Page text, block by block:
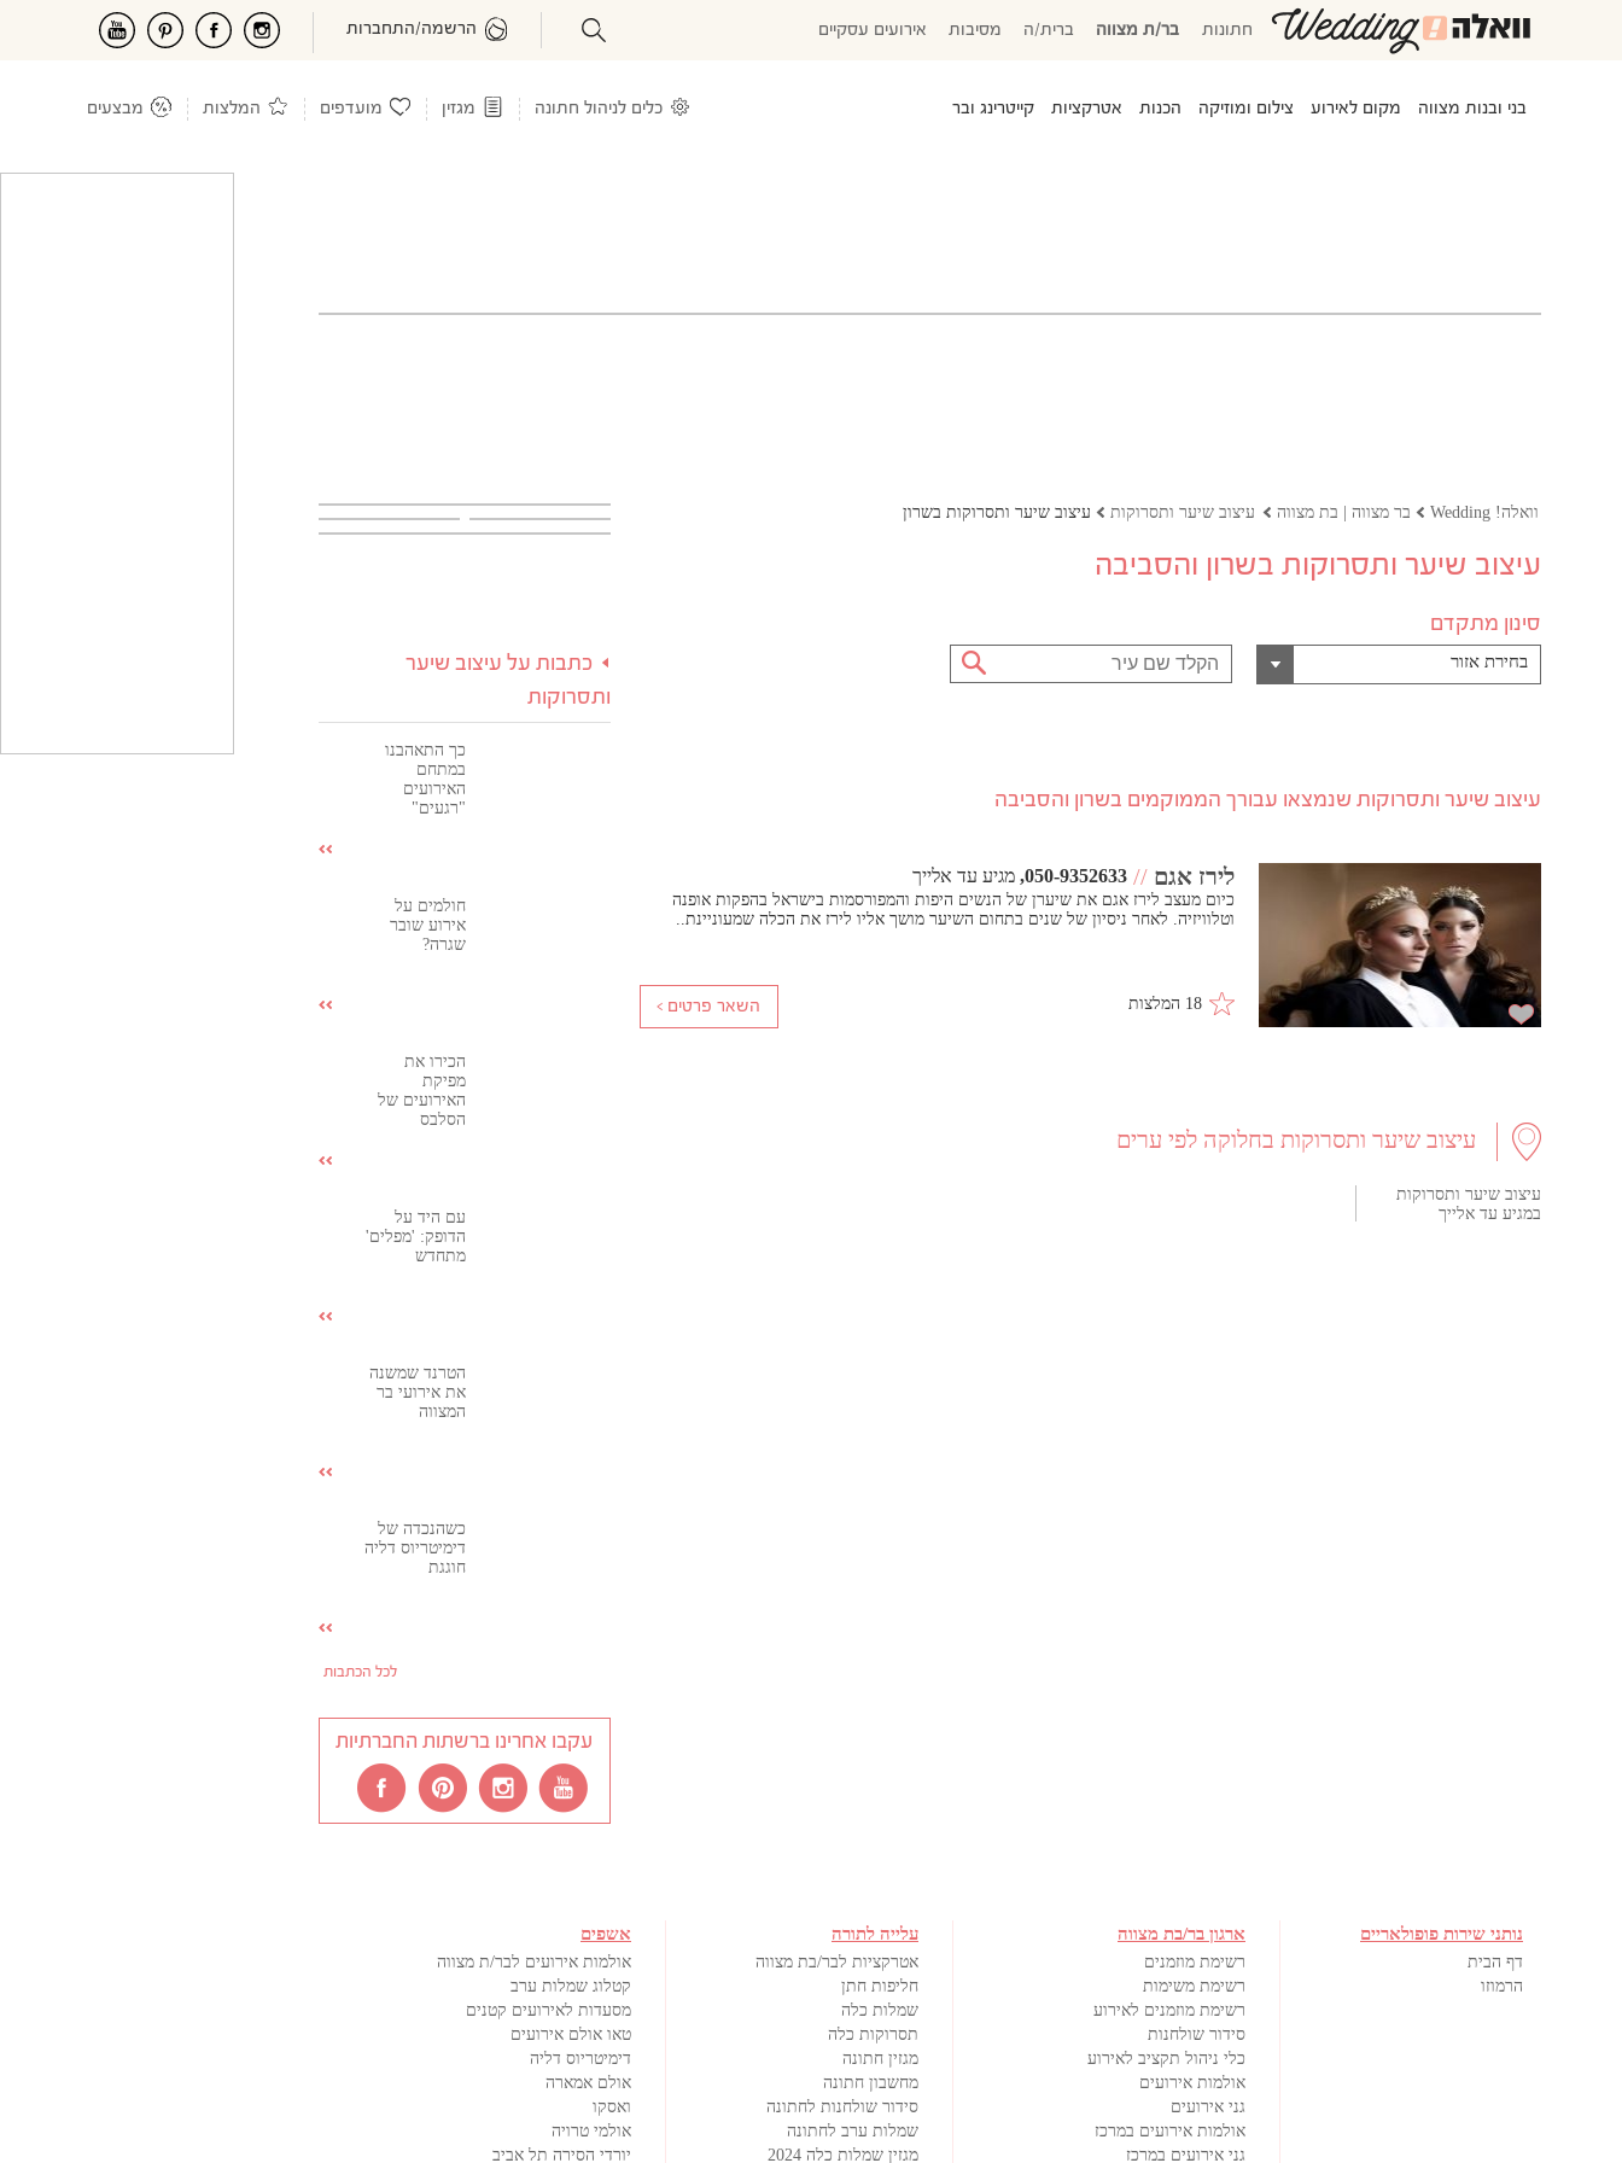
חתונות בר/ת מצווה ברית/ה מסיבות אירועים עסקיים הרשמה/התחברות
בני ובנות מצווה מקום לאירוע צילום ומוזיקה הכנות אטרקציות קייטרינג ובר בר מצווה בכותל
כלים לניהול חתונה מגזין מועדפים המלצות מבצעים
וואלה! Wedding בר מצווה | בת מצווה עיצוב שיער ותסרוקות עיצוב שיער ותסרוקות בשרון
עיצוב שיער ותסרוקות בשרון והסביבה
סינון מתקדם
בחירת אזור
עיצוב שיער ותסרוקות שנמצאו עבורך הממוקמים בשרון והסביבה
לירז אגם //
050-9352633 מגיע עד אלייך
כיום מעצב לירז אגם את שיערן של הנשים היפות והמפורסמות בישראל בהפקות אופנה
וטלוויזיה. לאחר ניסיון של שנים בתחום השיער מושך אליו לירז את הכלה שמעוניינת..
18 המלצות
עיצוב שיער ותסרוקות בחלוקה לפי ערים
עיצוב שיער ותסרוקות
במגיע עד אלייך
כתבות על עיצוב שיער
ותסרוקות
כך התאהבנו
במתחם
האירועים
"רגעים"
חולמים על
אירוע שובר
שגרה?
הכירו את
מפיקת
האירועים של
הסלבס
עם היד על
הדופק: 'מפלים'
מתחדש
הטרנד שמשנה
את אירועי בר
המצווה
כשהנכדה של
דימיטריוס דליה
חוגגת
לכל הכתבות
עקבו אחרינו ברשתות החברתיות
נותני שירות פופולאריים
דף הבית
הרמוזו
ארגון בר/בת מצווה
רשימת מוזמנים
רשימת משימות
רשימת מוזמנים לאירוע
סידור שולחנות
כלי ניהול תקציב לאירוע
אולמות אירועים
גני אירועים
אולמות אירועים במרכז
גני אירועים במרכז
עלייה לתורה
אטרקציות לבר/בת מצווה
חליפות חתן
שמלות כלה
תסרוקות כלה
מגזין חתונה
מחשבון חתונה
סידור שולחנות לחתונה
שמלות ערב לחתונה
מגזין שמלות כלה 2024
אשפים
אולמות אירועים לבר/ת מצווה
קטלוג שמלות ערב
מסעדות לאירועים קטנים
טאו אולם אירועים
דימיטריוס דליה
אולם אמארה
ואסקו
אולמי טרויה
יורדי הסירה תל אביב